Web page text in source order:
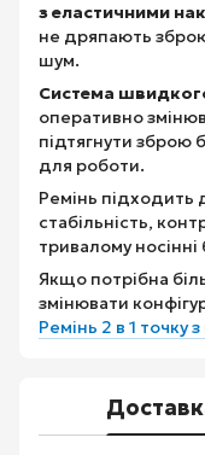
з еластичними
не дряпають
шум.
Система
оперативно
підтягнути зброю
для роботи.
Ремінь підходить
стабільність,
тривалому
Якщо потрібна
змінювати
Ремінь 2 в 1 точку